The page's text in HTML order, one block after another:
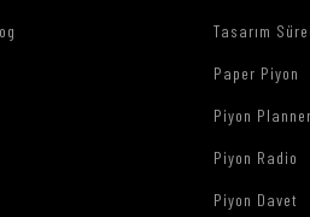
Tasarım
Paper Piyon
Piyon Planner
Piyon Radio
Piyon Davet